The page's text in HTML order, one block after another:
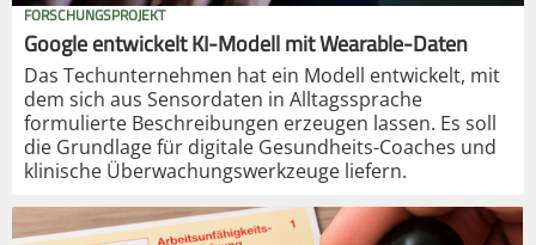
FORSCHUNGSPROJEKT
Google entwickelt KI-Modell mit Wearable-Daten
Das Techunternehmen hat ein Modell entwickelt, mit
dem sich aus Sensordaten in Alltagssprache
formulierte Beschreibungen erzeugen lassen. Es soll
die Grundlage für digitale Gesundheits-Coaches und
klinische Überwachungswerkzeuge liefern.